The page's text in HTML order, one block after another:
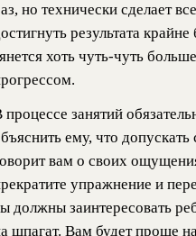
но технически сделает
результата
хоть чуть-чуть
процессе занятий
ему, что
вам о своих
упражнение и
должны заинтересовать
шпагат. Вам будет проще